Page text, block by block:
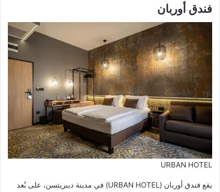
فندق أوربان
URBAN HOTEL
يقع فندق أوربان (URBAN HOTEL) في مدينة ديبريتسن، على بُعد